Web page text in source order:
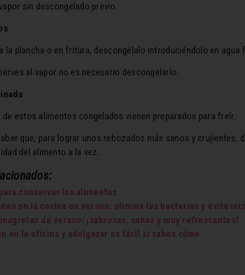
sin descongelado previo.
la plancha o en fritura, descongélalo introduciéndolo en
al vapor no es necesario descongelarlo.
de estos alimentos congelados vienen preparados para freír.
que, para lograr unos rebozados más sanos y
del alimento a la vez.
conservar los alimentos
en la cocina en verano: elimina las bacterias y evita
de verano: ¡sabrosas, sanas y muy refrescantes!
en la oficina y adelgazar es fácil si sabes cómo